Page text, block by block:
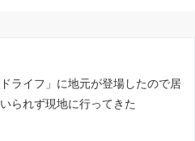
ドライフ」に地元が登場したので居
られず現地に行ってきた